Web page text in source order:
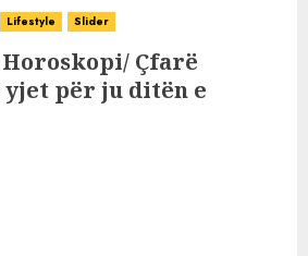
Lifestyle Slider
Horoskopi/ Çfarë
për ju ditën e